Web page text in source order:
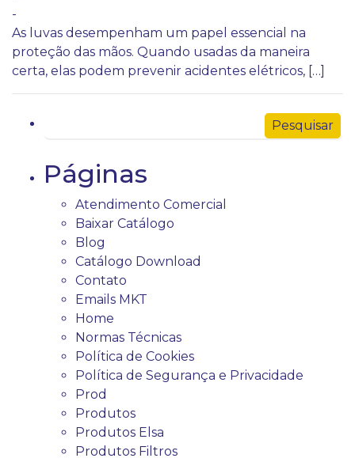
-
As luvas desempenham um papel essencial na
proteção das mãos. Quando usadas ​​da maneira
certa, elas podem prevenir acidentes elétricos, […]
Páginas
Atendimento Comercial
Baixar Catálogo
Blog
Catálogo Download
Contato
Emails MKT
Home
Normas Técnicas
Política de Cookies
Política de Segurança e Privacidade
Prod
Produtos
Produtos Elsa
Produtos Filtros